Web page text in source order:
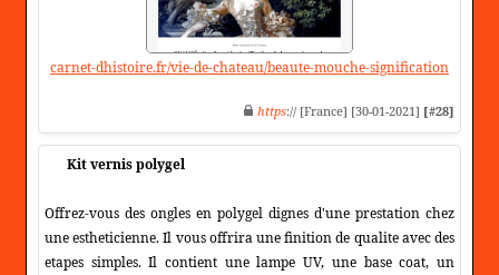
carnet-dhistoire.fr/vie-de-chateau/beaute-mouche-signification
https:// [France] [30-01-2021] [#28]
Kit vernis polygel
Offrez-vous des ongles en polygel dignes d'une prestation chez
une estheticienne. Il vous offrira une finition de qualite avec des
etapes simples. Il contient une lampe UV, une base coat, un